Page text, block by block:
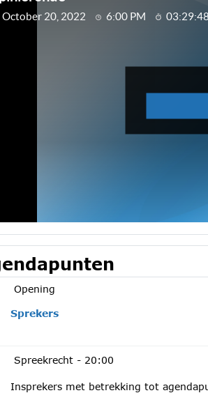
Opening
Sprekers
Spreekrecht - 20:00
Insprekers met betrekking tot